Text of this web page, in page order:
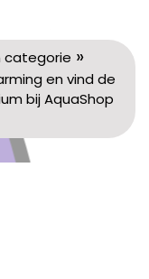
categorie »
en vind de
bij AquaShop